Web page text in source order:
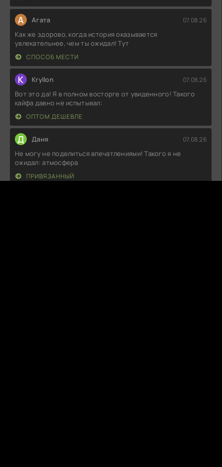
А Агата 07.08.26
Как же здорово, когда история оказывается
увлекательнее, чем ты ожидал! Тут
СПОСОБ МЕСТИ
K Kryllon 07.08.26
Вот это да! Я в полном восторге от увиденного! Такого
кайфа давно не испытывал:
ОПТОМ ДЕШЕВЛЕ
Д Даня 07.08.26
Не могу не поделиться впечатлениями! Такого я не
ожидал: атмосфера
ПРИВЯЗАННЫЙ